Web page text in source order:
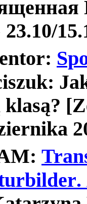
klasą?
:
.